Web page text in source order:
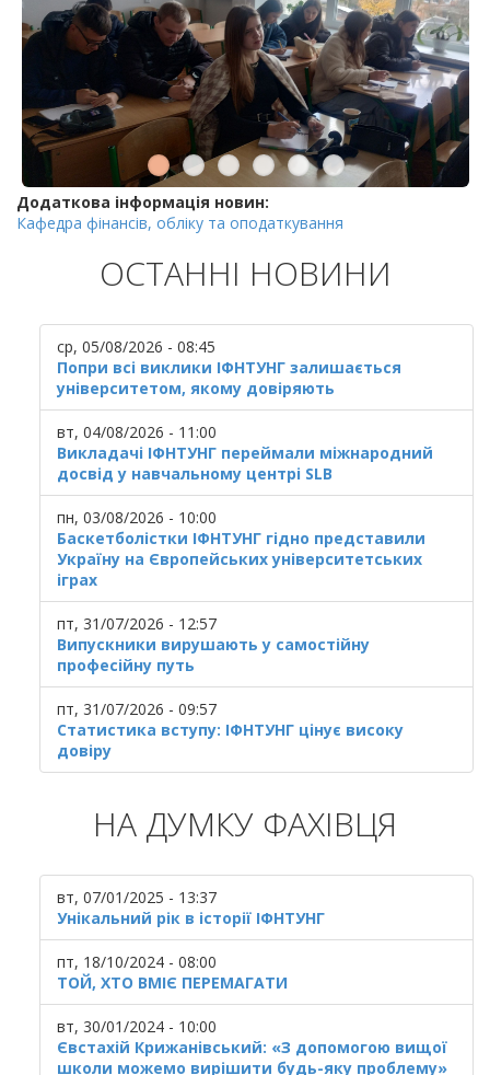
Додаткова інформація новин:
Кафедра фінансів, обліку та оподаткування
ОСТАННІ НОВИНИ
ср, 05/08/2026 - 08:45
Попри всі виклики ІФНТУНГ залишається
університетом, якому довіряють
вт, 04/08/2026 - 11:00
Викладачі ІФНТУНГ переймали міжнародний
досвід у навчальному центрі SLB
пн, 03/08/2026 - 10:00
Баскетболістки ІФНТУНГ гідно представили
Україну на Європейських університетських
іграх
пт, 31/07/2026 - 12:57
Випускники вирушають у самостійну
професійну путь
пт, 31/07/2026 - 09:57
Статистика вступу: ІФНТУНГ цінує високу
довіру
НА ДУМКУ ФАХІВЦЯ
вт, 07/01/2025 - 13:37
Унікальний рік в історії ІФНТУНГ
пт, 18/10/2024 - 08:00
ТОЙ, ХТО ВМІЄ ПЕРЕМАГАТИ
вт, 30/01/2024 - 10:00
Євстахій Крижанівський: «З допомогою вищої
школи можемо вирішити будь-яку проблему»